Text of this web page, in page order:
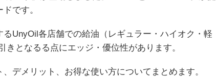
です。
UnyOil各店舗での給油（レギュラー・ハイオク・軽
きとなるる点にエッジ・優位性があります。
デメリット、お得な使い方についてまとめます。